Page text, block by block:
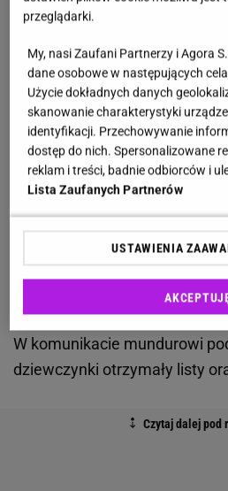
znalazły portfel, w którym
sąsiadów, oraz dzieląc się
pomocą mediów
że nie udało im się go
rodzicami udać się na
dnia, kiedy oddały zgubę, na
79-letni senior, który zgłosił
sumy, a dodatkowo posiadał
numerami seryjnymi
postanowili nagrodzić
podziękowaniami od
Policji we Wrześni mł. insp.
W komunikacie mundurowi
dziewczynki otrzymały listy
przeglądarki.
My, nasi Zaufani Partnerzy i Agora
dane osobowe w następujących
Użycie dokładnych danych
skanowanie charakterystyki
identyfikacji. Przechowywanie
dostęp do nich. Spersonalizowane
reklam i treści, badnie odbiorców i
Lista Zaufanych Partnerów
USTAWIENIA